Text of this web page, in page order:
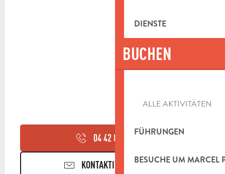
DIENSTE
BUCHEN
ALLE AKTIVITÄTEN
FÜHRUNGEN
BESUCHE UM MARCEL
04 42 82 55▒▒
KONTAKTIEREN SIE UNS